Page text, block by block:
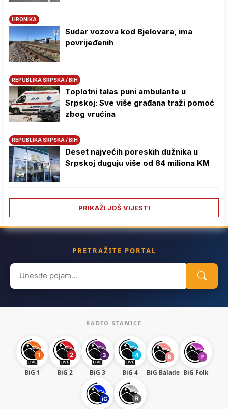
HRONIKA
Sudar vozova kod Bjelovara, ima
povrijeđenih
REPUBLIKA SRPSKA / BIH
Toplotni talas puni ambulante u
Srpskoj: Sve više građana traži pomoć
zbog vrućina
REPUBLIKA SRPSKA / BIH
Deset najvećih poreskih dužnika u
Srpskoj duguju više od 84 miliona KM
PRIKAŽI JOŠ VIJESTI
PRETRAŽITE PORTAL
Search
for:
RADIO STANICE
BiG 1 BiG 2 BiG 3 BiG 4 BiG Balade BiG Folk